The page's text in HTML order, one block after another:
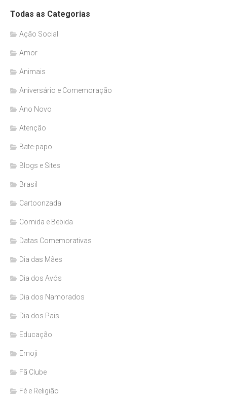
Todas as Categorias
Ação Social
Amor
Animais
Aniversário e Comemoração
Ano Novo
Atenção
Bate-papo
Blogs e Sites
Brasil
Cartoonzada
Comida e Bebida
Datas Comemorativas
Dia das Mães
Dia dos Avós
Dia dos Namorados
Dia dos Pais
Educação
Emoji
Fã Clube
Fé e Religião